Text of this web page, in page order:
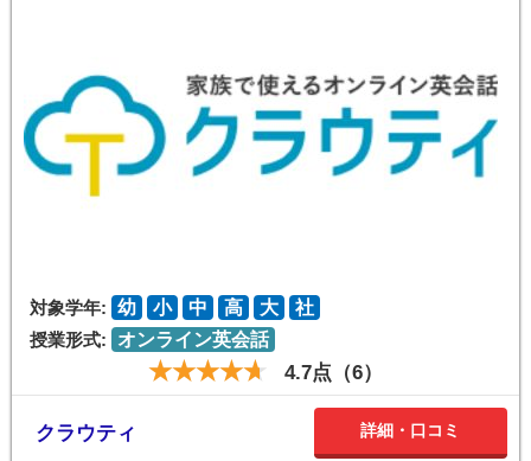
対象学年: 幼 小 中 高 大
社
授業形式:
オンライン英会話
4.7点（6）
クラウティ 詳細・口コミ